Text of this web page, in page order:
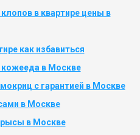
в квартире цены в
как избавиться
кожееда в Москве
с гарантией в Москве
в Москве
в Москве